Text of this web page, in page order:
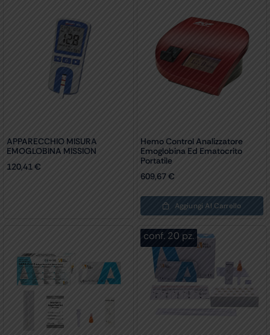
APPARECCHIO MISURA
EMOGLOBINA MISSION
120,41€
Hemo Control Analizzatore
Emoglobina Ed Ematocrito
Portatile
609,67€
Aggiungi Al Carrello
conf. 20 pz.